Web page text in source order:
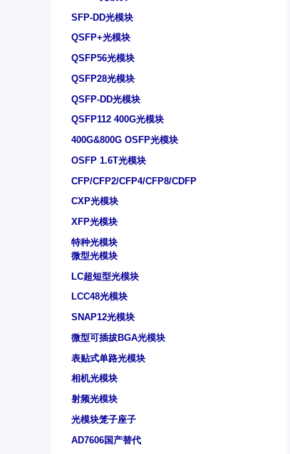
SFP-DD光模块
QSFP+光模块
QSFP56光模块
QSFP28光模块
QSFP-DD光模块
QSFP112 400G光模块
400G&800G OSFP光模块
OSFP 1.6T光模块
CFP/CFP2/CFP4/CFP8/CDFP
CXP光模块
XFP光模块
特种光模块
微型光模块
LC超短型光模块
LCC48光模块
SNAP12光模块
微型可插拔BGA光模块
表贴式单路光模块
相机光模块
射频光模块
光模块笼子座子
AD7606国产替代